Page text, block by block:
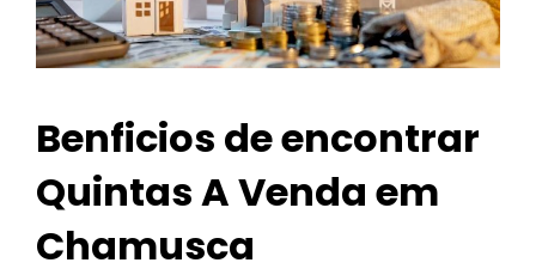
Benficios de encontrar
Quintas A Venda em
Chamusca